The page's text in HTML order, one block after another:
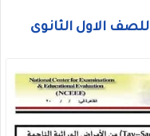
الاول الثانوى